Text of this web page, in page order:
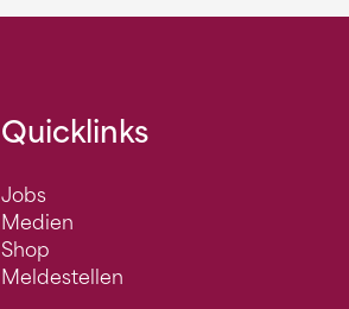
Quicklinks
Jobs
Medien
Shop
Meldestellen